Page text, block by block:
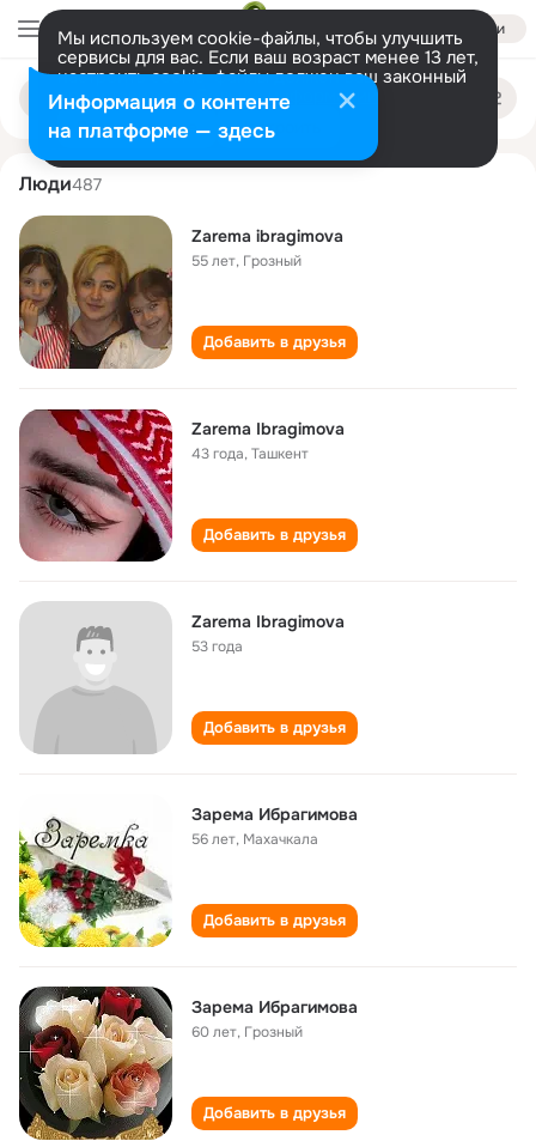
Войти
Мы используем cookie-файлы, чтобы улучшить
сервисы для вас. Если ваш возраст менее 13 лет,
настроить cookie-файлы должен ваш законный
представитель. Больше информации
Разрешить все Настроить
Поиск
людям
zarema ibragimova
Люди487
Zarema ibragimova
55 лет, Грозный
Добавить в друзья
Zarema Ibragimova
43 года,Ташкент
Добавить в друзья
Zarema Ibragimova
53 года
Добавить в друзья
Зарема Ибрагимова
56 лет, Махачкала
Добавить в друзья
Зарема Ибрагимова
60 лет, Грозный
Добавить в друзья
Информация о контенте
на платформе — здесь